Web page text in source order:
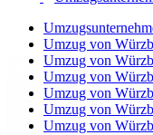
Umzug von
Umzug von
Umzug von
Umzug von
Umzug von
Umzug von